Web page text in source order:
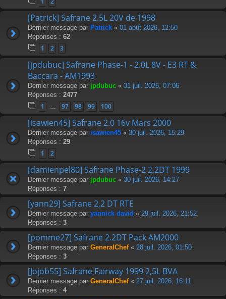
[Patrick] Safrane 2.5L 20V de 1998
Dernier message par Patrick « 01 août 2026, 12:50
Réponses : 62
1 2 3
[jpdubuc] Safrane Phase-1 - 2.0L 8V - E3 RT &
Baccara - AM1993
Dernier message par jpdubuc « 31 juil. 2026, 07:06
Réponses : 2477
1 … 97 98 99 100
[isawien45] Safrane 2.0 16v Mars 2000
Dernier message par isawien45 « 30 juil. 2026, 15:29
Réponses : 29
1 2
[damienpel80] Safrane Phase-2 2,2DT 1999
Dernier message par jpdubuc « 30 juil. 2026, 14:27
Réponses : 7
[yann29] Safrane 2,2 DT RTE
Dernier message par yannick david « 29 juil. 2026, 21:52
Réponses : 3
[pomme27] Safrane 2.2DT Pack AM2000
Dernier message par GeneralChef« 28 juil. 2026, 01:50
Réponses : 3
[Jojob55] Safrane Fairway 1999 2,5L BVA
Dernier message par GeneralChef« 27 juil. 2026, 16:11
Réponses : 4